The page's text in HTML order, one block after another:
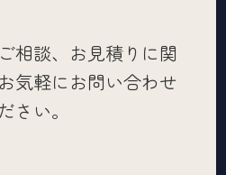
相談、お見積りに関
気軽にお問い合わせ
さい。